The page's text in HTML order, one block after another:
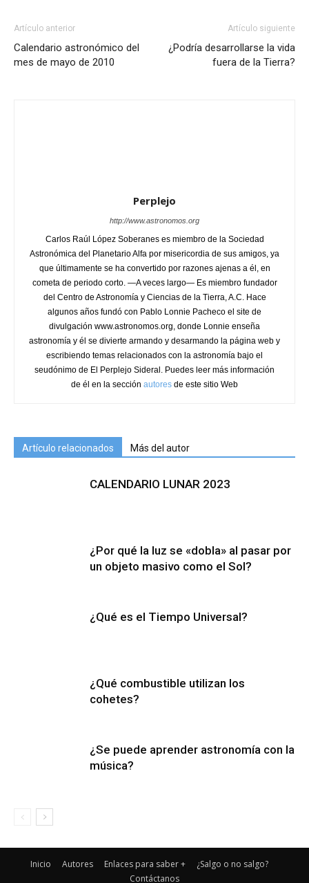
Artículo anterior
Calendario astronómico del
mes de mayo de 2010
Artículo siguiente
¿Podría desarrollarse la vida
fuera de la Tierra?
Perplejo
http://www.astronomos.org
Carlos Raúl López Soberanes es miembro de la Sociedad
Astronómica del Planetario Alfa por misericordia de sus amigos, ya
que últimamente se ha convertido por razones ajenas a él, en
cometa de periodo corto. —A veces largo— Es miembro fundador
del Centro de Astronomía y Ciencias de la Tierra, A.C. Hace
algunos años fundó con Pablo Lonnie Pacheco el site de
divulgación www.astronomos.org, donde Lonnie enseña
astronomía y él se divierte armando y desarmando la página web y
escribiendo temas relacionados con la astronomía bajo el
seudónimo de El Perplejo Sideral. Puedes leer más información
de él en la sección autores de este sitio Web
Artículo relacionados Más del autor
CALENDARIO LUNAR 2023
¿Por qué la luz se «dobla» al pasar por
un objeto masivo como el Sol?
¿Qué es el Tiempo Universal?
¿Qué combustible utilizan los
cohetes?
¿Se puede aprender astronomía con la
música?
Inicio Autores Enlaces para saber +
¿Salgo o no salgo?
Contáctanos